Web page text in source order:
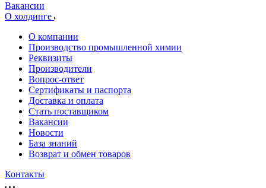
Вакансии
О холдинге
О компании
Производство промышленной химии
Реквизиты
Производители
Вопрос-ответ
Сертификаты и паспорта
Доставка и оплата
Стать поставщиком
Вакансии
Новости
База знаний
Возврат и обмен товаров
Контакты